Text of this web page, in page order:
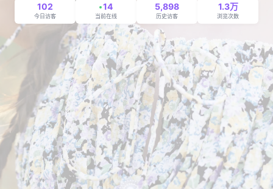
102
今日访客
14
当前在线
5,898
历史访客
1.3万
浏览次数